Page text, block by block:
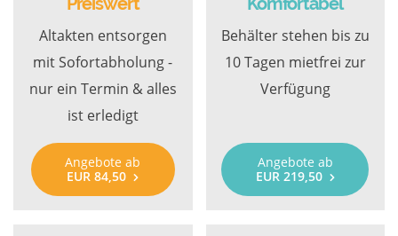
Altakten entsorgen
mit Sofortabholung -
nur ein Termin & alles
ist erledigt
Angebote ab
EUR 84,50
Behälter stehen bis zu
10 Tagen mietfrei zur
Verfügung
Angebote ab
EUR 219,50